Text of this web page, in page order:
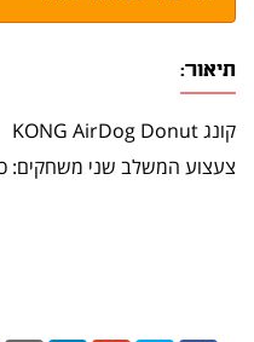
תיאור:
קונג KONG AirDog Donut
צעצוע המשלב שני משחקים: